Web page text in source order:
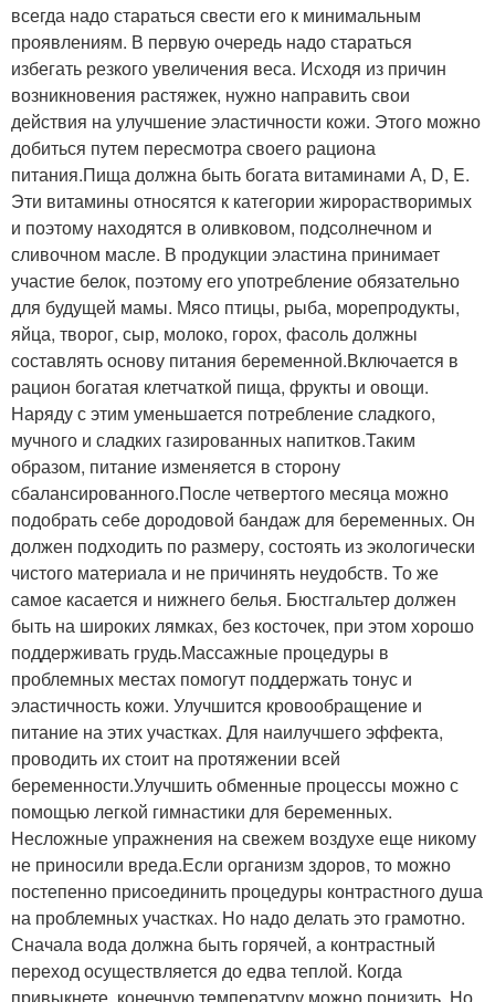
всегда надо стараться свести его к минимальным
проявлениям. В первую очередь надо стараться
избегать резкого увеличения веса. Исходя из причин
возникновения растяжек, нужно направить свои
действия на улучшение эластичности кожи. Этого можно
добиться путем пересмотра своего рациона
питания.Пища должна быть богата витаминами А, D, E.
Эти витамины относятся к категории жирорастворимых
и поэтому находятся в оливковом, подсолнечном и
сливочном масле. В продукции эластина принимает
участие белок, поэтому его употребление обязательно
для будущей мамы. Мясо птицы, рыба, морепродукты,
яйца, творог, сыр, молоко, горох, фасоль должны
составлять основу питания беременной.Включается в
рацион богатая клетчаткой пища, фрукты и овощи.
Наряду с этим уменьшается потребление сладкого,
мучного и сладких газированных напитков.Таким
образом, питание изменяется в сторону
сбалансированного.После четвертого месяца можно
подобрать себе дородовой бандаж для беременных. Он
должен подходить по размеру, состоять из экологически
чистого материала и не причинять неудобств. То же
самое касается и нижнего белья. Бюстгальтер должен
быть на широких лямках, без косточек, при этом хорошо
поддерживать грудь.Массажные процедуры в
проблемных местах помогут поддержать тонус и
эластичность кожи. Улучшится кровообращение и
питание на этих участках. Для наилучшего эффекта,
проводить их стоит на протяжении всей
беременности.Улучшить обменные процессы можно с
помощью легкой гимнастики для беременных.
Несложные упражнения на свежем воздухе еще никому
не приносили вреда.Если организм здоров, то можно
постепенно присоединить процедуры контрастного душа
на проблемных участках. Но надо делать это грамотно.
Сначала вода должна быть горячей, а контрастный
переход осуществляется до едва теплой. Когда